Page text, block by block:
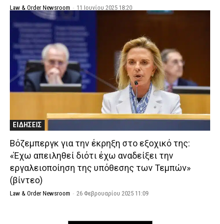
Law & Order Newsroom - 11 Ιουνίου 2025 18:20
ΕΙΔΗΣΕΙΣ
Βόζεμπεργκ για την έκρηξη στο εξοχικό της:
«Έχω απειληθεί διότι έχω αναδείξει την
εργαλειοποίηση της υπόθεσης των Τεμπών»
(βίντεο)
Law & Order Newsroom - 26 Φεβρουαρίου 2025 11:09